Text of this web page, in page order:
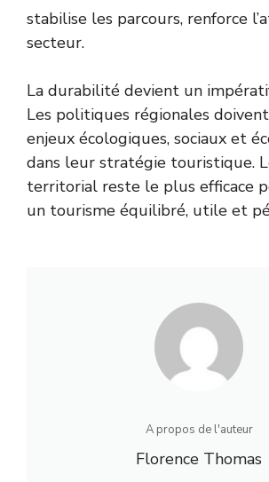
stabilise les parcours, renforce
secteur.
La durabilité devient un
Les politiques régionales
enjeux écologiques, sociaux et
dans leur stratégie touristique.
territorial reste le plus efficace
un tourisme équilibré, utile et
A propos de l'auteur
Florence Thomas